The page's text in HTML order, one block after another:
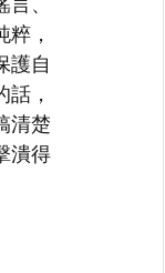
，
護自
，
清楚
潰得